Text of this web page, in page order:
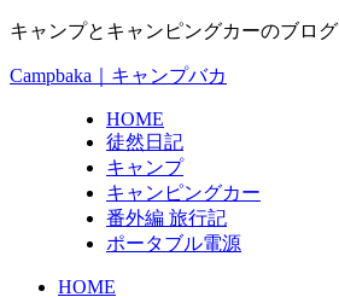
キャンプとキャンピングカーのブログ
Campbaka｜キャンプバカ
HOME
徒然日記
キャンプ
キャンピングカー
番外編 旅行記
ポータブル電源
HOME